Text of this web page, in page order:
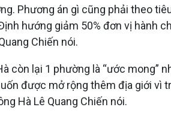
Phương án gì cũng phải theo
hướng giảm 50% đơn vị hành
Chiến nói.
còn lại 1 phường là “ước
được mở rộng thêm địa giới
Hà Lê Quang Chiến nói.